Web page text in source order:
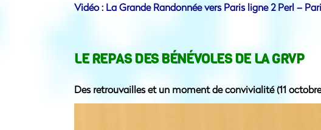
Vidéo : La Grande Randonnée vers Paris ligne 2 Perl –
LE REPAS DES BÉNÉVOLES DE LA GRVP
Des retrouvailles et un moment de convivialité (11